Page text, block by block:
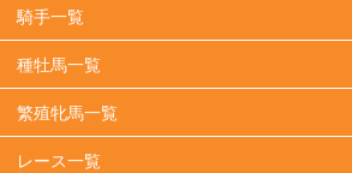
騎手一覧
種牡馬一覧
繁殖牝馬一覧
レース一覧